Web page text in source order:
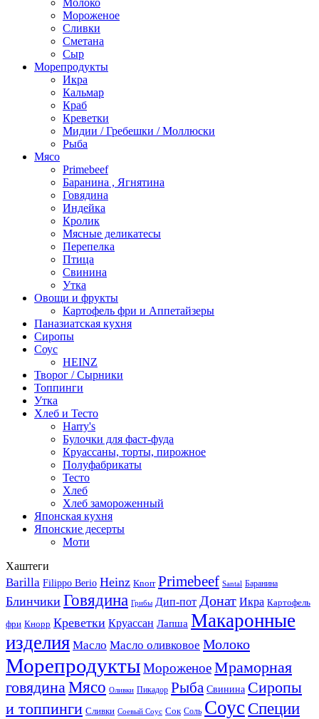
Молоко
Мороженое
Сливки
Сметана
Сыр
Морепродукты
Икра
Кальмар
Краб
Креветки
Мидии / Гребешки / Моллюски
Рыба
Мясо
Primebeef
Баранина , Ягнятина
Говядина
Индейка
Кролик
Мясные деликатесы
Перепелка
Птица
Свинина
Утка
Овощи и фрукты
Картофель фри и Аппетайзеры
Паназиатская кухня​
Сиропы
Соус
HEINZ
Творог / Сырники
Топпинги
Утка
Хлеб и Тесто
Harry's
Булочки для фаст-фуда
Круассаны, торты, пирожное
Полуфабрикаты
Тесто
Хлеб
Хлеб замороженный
Японская кухня
Японские десерты
Моти
Хаштеги
Barilla Filippo Berio Heinz Knorr Primebeef Santal Баранина
Блинчики Говядина Грибы Дип-пот Донат Икра Картофель
фри Кнорр Креветки Круассан Лапша Макаронные
изделия Масло Масло оливковое Молоко
МорепродуктыМороженоеМраморная
говядинаМясо Оливки Пикадор Рыба Свинина Сиропы
и топпинги Сливки Соевый Соус Сок Соль Соус Специи